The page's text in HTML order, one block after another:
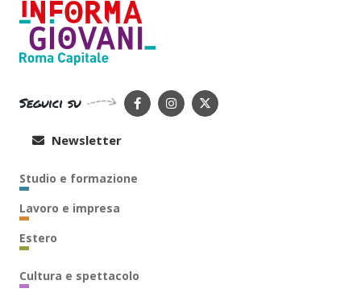
Seguici su
Newsletter
Studio e formazione
Lavoro e impresa
Estero
Cultura e spettacolo